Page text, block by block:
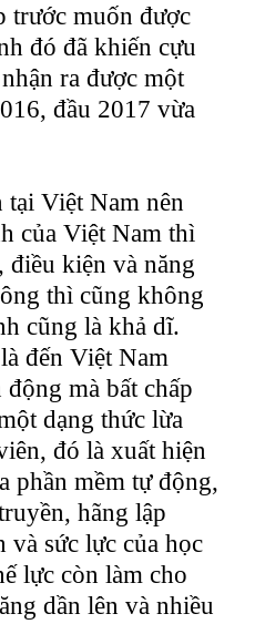
trước muốn được
đó đã khiến cựu
ra được một
đầu 2017 vừa
Việt Nam nên
của Việt Nam thì
điều kiện và năng
thì cũng không
cũng là khả dĩ.
đến Việt Nam
mà bất chấp
dạng thức lừa
đó là xuất hiện
phần mềm tự động,
hãng lập
sức lực của học
lực còn làm cho
dần lên và nhiều